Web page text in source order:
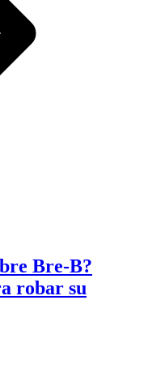
Bre-B?
robar su